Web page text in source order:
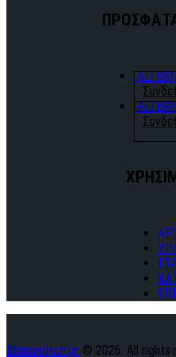
Diamantisch.gr © 2026. All rights